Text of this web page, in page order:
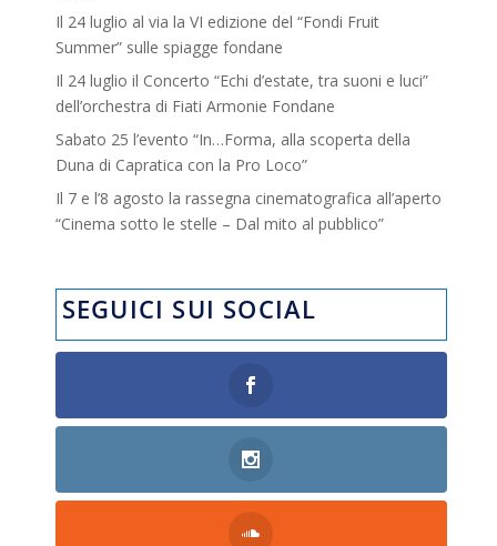
Il 24 luglio al via la VI edizione del “Fondi Fruit
Summer” sulle spiagge fondane
Il 24 luglio il Concerto “Echi d’estate, tra suoni e luci”
dell’orchestra di Fiati Armonie Fondane
Sabato 25 l’evento “In…Forma, alla scoperta della
Duna di Capratica con la Pro Loco”
Il 7 e l’8 agosto la rassegna cinematografica all’aperto
“Cinema sotto le stelle – Dal mito al pubblico”
SEGUICI SUI SOCIAL